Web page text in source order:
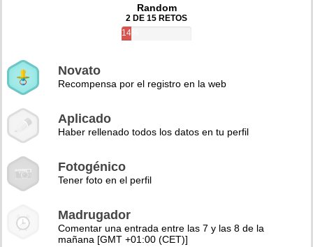
Random
2 DE 15 RETOS
14%
Novato
Recompensa por el registro en la web
Aplicado
Haber rellenado todos los datos en tu perfil
Fotogénico
Tener foto en el perfil
Madrugador
Comentar una entrada entre las 7 y las 8 de la
mañana [GMT +01:00 (CET)]